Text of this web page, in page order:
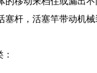
杆，活塞竿带动机